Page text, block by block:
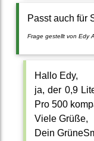
Passt auch für
Frage gestellt von Edy
Hallo Edy,
ja, der 0,9
Pro 500
Viele Grüße,
Dein